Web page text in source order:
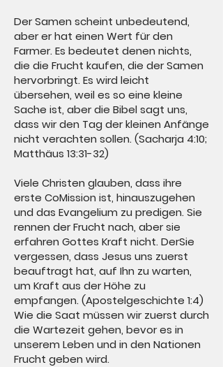
Der Samen scheint unbedeutend,
aber er hat einen Wert für den
Farmer. Es bedeutet denen nichts,
die die Frucht kaufen, die der Samen
hervorbringt. Es wird leicht
übersehen, weil es so eine kleine
Sache ist, aber die Bibel sagt uns,
dass wir den Tag der kleinen Anfänge
nicht verachten sollen. (Sacharja 4:10;
Matthäus 13:31-32)
Viele Christen glauben, dass ihre
erste CoMission ist, hinauszugehen
und das Evangelium zu predigen. Sie
rennen der Frucht nach, aber sie
erfahren Gottes Kraft nicht. DerSie
vergessen, dass Jesus uns zuerst
beauftragt hat, auf Ihn zu warten,
um Kraft aus der Höhe zu
empfangen. (Apostelgeschichte 1:4)
Wie die Saat müssen wir zuerst durch
die Wartezeit gehen, bevor es in
unserem Leben und in den Nationen
Frucht geben wird.